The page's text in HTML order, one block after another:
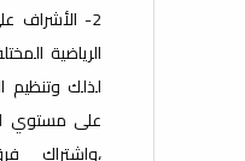
2- الأشراف
الرياضية
لذلك وتنظيم
على مستوي
،واشتراك